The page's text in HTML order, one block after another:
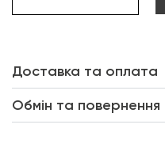
Доставка та оплата
Обмін та повернення